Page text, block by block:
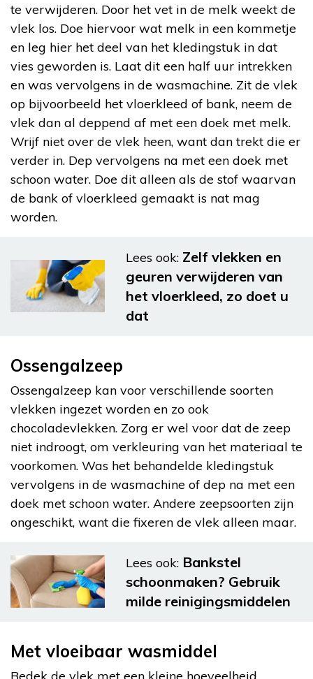
te verwijderen. Door het vet in de melk weekt de
vlek los. Doe hiervoor wat melk in een kommetje
en leg hier het deel van het kledingstuk in dat
vies geworden is. Laat dit een half uur intrekken
en was vervolgens in de wasmachine. Zit de vlek
op bijvoorbeeld het vloerkleed of bank, neem de
vlek dan al deppend af met een doek met melk.
Wrijf niet over de vlek heen, want dan trekt die er
verder in. Dep vervolgens na met een doek met
schoon water. Doe dit alleen als de stof waarvan
de bank of vloerkleed gemaakt is nat mag
worden.
Lees ook: Zelf vlekken en
geuren verwijderen van
het vloerkleed, zo doet u
dat
Ossengalzeep
Ossengalzeep kan voor verschillende soorten
vlekken ingezet worden en zo ook
chocoladevlekken. Zorg er wel voor dat de zeep
niet indroogt, om verkleuring van het materiaal te
voorkomen. Was het behandelde kledingstuk
vervolgens in de wasmachine of dep na met een
doek met schoon water. Andere zeepsoorten zijn
ongeschikt, want die fixeren de vlek alleen maar.
Lees ook: Bankstel
schoonmaken? Gebruik
milde reinigingsmiddelen
Met vloeibaar wasmiddel
Bedek de vlek met een kleine hoeveelheid